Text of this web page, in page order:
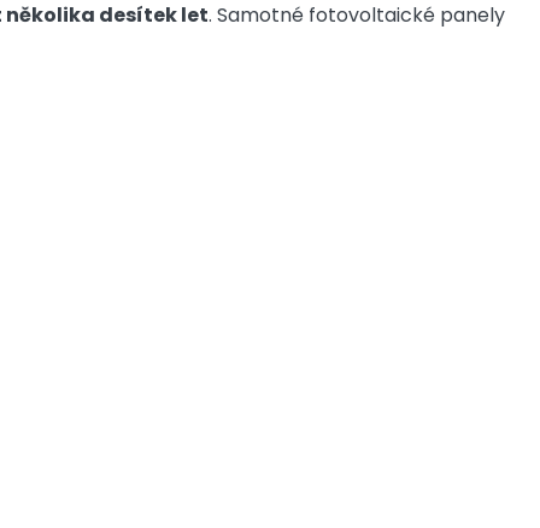
desítek let. Samotné fotovoltaické panely